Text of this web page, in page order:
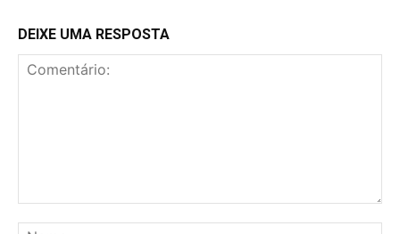
DEIXE UMA RESPOSTA